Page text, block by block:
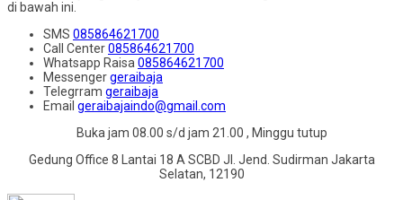
di bawah ini.
SMS 085864621700
Call Center085864621700
Whatsapp Raisa 085864621700
Messengergeraibaja
Telegrram geraibaja
Email geraibajaindo@gmail.com
Buka jam 08.00 s/d jam 21.00 , Minggu tutup
Gedung Office 8 Lantai 18 A SCBD Jl. Jend. Sudirman Jakarta
Selatan, 12190